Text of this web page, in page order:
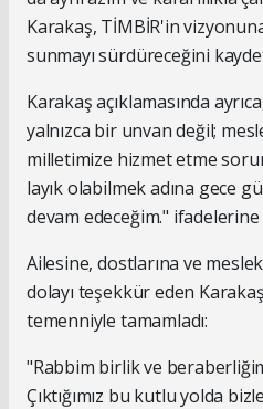
Karakaş, TİMBİR'in
sunmayı sürdüreceğini
Karakaş açıklamasında
yalnızca bir unvan değil;
milletimize hizmet etme
layık olabilmek adına gece
devam edeceğim."
Ailesine, dostlarına ve
dolayı teşekkür eden
temenniyle tamamladı:
"Rabbim birlik ve
Çıktığımız bu kutlu yolda